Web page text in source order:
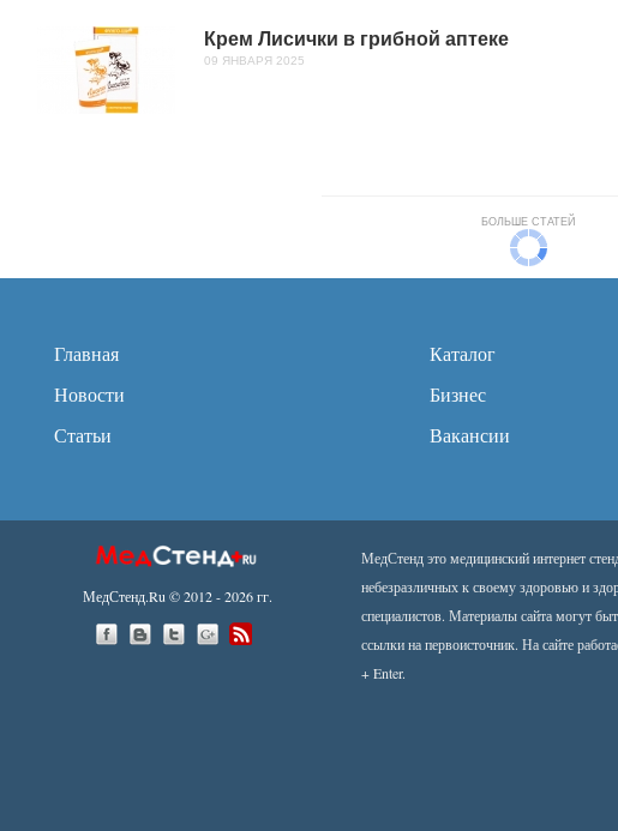
Крем Лисички в грибной аптеке
09 ЯНВАРЯ 2025
БОЛЬШЕ СТАТЕЙ
Главная
Новости
Статьи
Каталог
Бизнес
Вакансии
МедСтенд.Ru © 2012 - 2026 гг.
МедСтенд это медицинский интернет
небезразличных к своему здоровью и
специалистов. Материалы сайта могут
ссылки на первоисточник. На сайте
+ Enter.